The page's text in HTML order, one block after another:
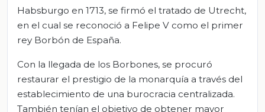
Habsburgo en 1713, se firmó el tratado de Utrecht,
en el cual se reconoció a Felipe V como el primer
rey Borbón de España.
Con la llegada de los Borbones, se procuró
restaurar el prestigio de la monarquía a través del
establecimiento de una burocracia centralizada.
También tenían el objetivo de obtener mayor